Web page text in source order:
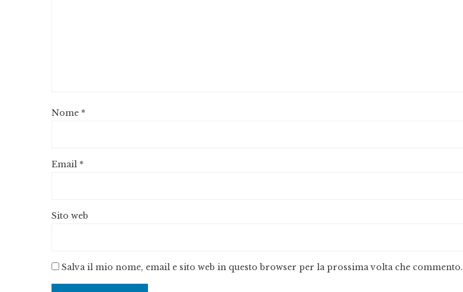
Nome *
Email *
Sito web
Salva il mio nome, email e sito web in questo browser per la prossima volta che commento.